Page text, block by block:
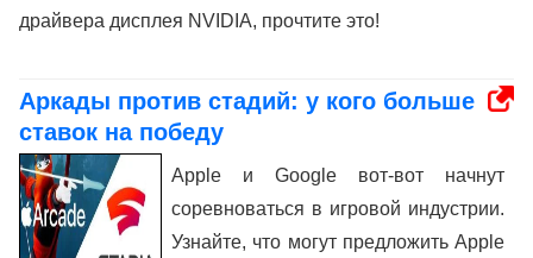
драйвера дисплея NVIDIA, прочтите это!
Аркады против стадий: у кого больше
ставок на победу
Apple и Google вот-вот начнут
соревноваться в игровой индустрии.
Узнайте, что могут предложить Apple